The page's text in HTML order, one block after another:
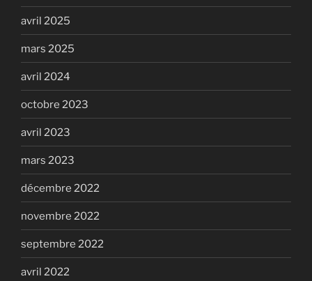
avril 2025
mars 2025
avril 2024
octobre 2023
avril 2023
mars 2023
décembre 2022
novembre 2022
septembre 2022
avril 2022